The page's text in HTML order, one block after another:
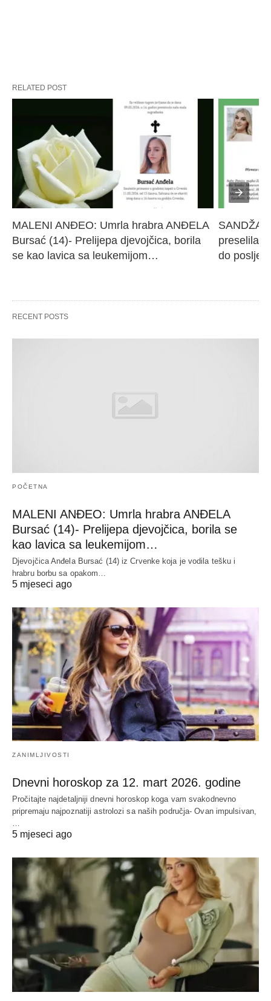
RELATED POST
MALENI ANĐEO: Umrla hrabra ANĐELA
Bursać (14)- Prelijepa djevojčica, borila
se kao lavica sa leukemijom…
preselila
do
RECENT POSTS
POČETNA
MALENI ANĐEO: Umrla hrabra ANĐELA
Bursać (14)- Prelijepa djevojčica, borila se
kao lavica sa leukemijom…
Djevojčica Anđela Bursać (14) iz Crvenke koja je vodila tešku i
hrabru borbu sa opakom…
5 mjeseci ago
ZANIMLJIVOSTI
Dnevni horoskop za 12. mart 2026. godine
Pročitajte najdetaljniji dnevni horoskop koga vam svakodnevno
pripremaju najpoznatiji astrolozi sa naših područja- Ovan impulsivan,
…
5 mjeseci ago